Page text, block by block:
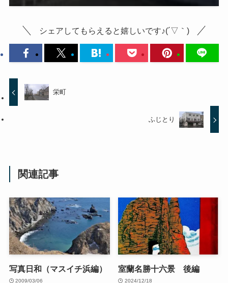
シェアしてもらえると嬉しいです♪(´▽｀)
栄町
ふじとり
関連記事
写真日和（マスイチ浜編）
2009/03/06
室蘭名勝十六景 後編
2024/12/18